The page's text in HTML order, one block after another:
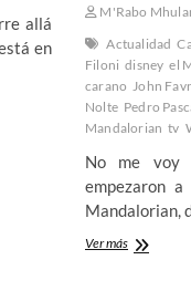
allá
en
M'Rabo
Actualidad
Filoni disney el
carano John
Nolte Pedro
Mandalorian tv
No me voy
empezaron
Mandalorian,
Ver másEsperándolo